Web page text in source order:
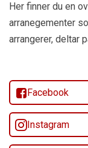
Her finner du en
arranegementer
arrangerer, deltar
Facebook
Instagram